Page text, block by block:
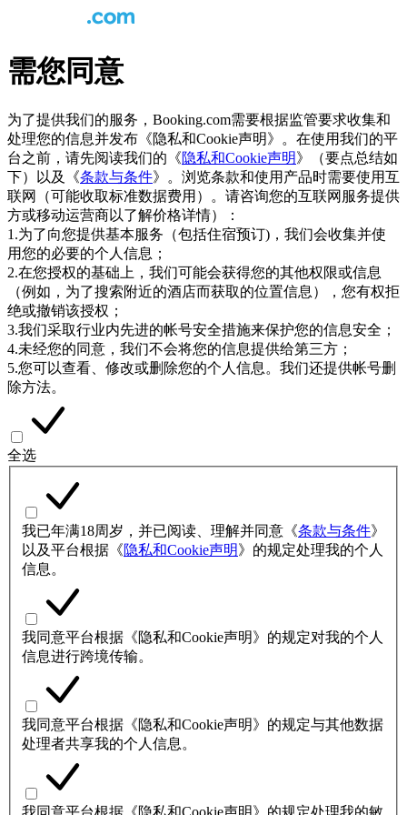
需您同意
为了提供我们的服务，Booking.com需要根据监管要求收集和
处理您的信息并发布《隐私和Cookie声明》。在使用我们的平
台之前，请先阅读我们的《隐私和Cookie声明》（要点总结如
下）以及《条款与条件》。浏览条款和使用产品时需要使用互
联网（可能收取标准数据费用）。请咨询您的互联网服务提供
方或移动运营商以了解价格详情）：
1.为了向您提供基本服务（包括住宿预订)，我们会收集并使
用您的必要的个人信息；
2.在您授权的基础上，我们可能会获得您的其他权限或信息
（例如，为了搜索附近的酒店而获取的位置信息），您有权拒
绝或撤销该授权；
3.我们采取行业内先进的帐号安全措施来保护您的信息安全；
4.未经您的同意，我们不会将您的信息提供给第三方；
5.您可以查看、修改或删除您的个人信息。我们还提供帐号删
除方法。
全选
我已年满18周岁，并已阅读、理解并同意《条款与条件》
以及平台根据《隐私和Cookie声明》的规定处理我的个人
信息。
我同意平台根据《隐私和Cookie声明》的规定对我的个人
信息进行跨境传输。
我同意平台根据《隐私和Cookie声明》的规定与其他数据
处理者共享我的个人信息。
我同意平台根据《隐私和Cookie声明》的规定处理我的敏